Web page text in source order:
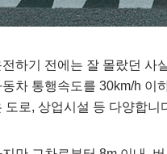
하기 전에는 잘 몰랐던 사
차 통행속도를 30km/h 이
도로, 상업시설 등 다양합니